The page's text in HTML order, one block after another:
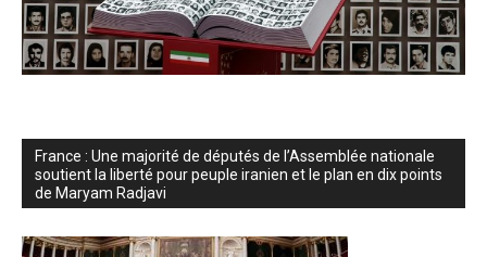
France : Une majorité de députés de l’Assemblée nationale
soutient la liberté pour peuple iranien et le plan en dix points
de Maryam Radjavi